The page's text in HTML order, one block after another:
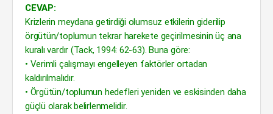
CEVAP:
Krizlerin meydana getirdiği olumsuz etkilerin giderilip
örgütün/toplumun tekrar harekete geçirilmesinin üç ana
kuralı vardır (Tack, 1994: 62-63). Buna göre:
• Verimli çalışmayı engelleyen faktörler ortadan
kaldırılmalıdır.
• Örgütün/toplumun hedefleri yeniden ve eskisinden daha
güçlü olarak belirlenmelidir.